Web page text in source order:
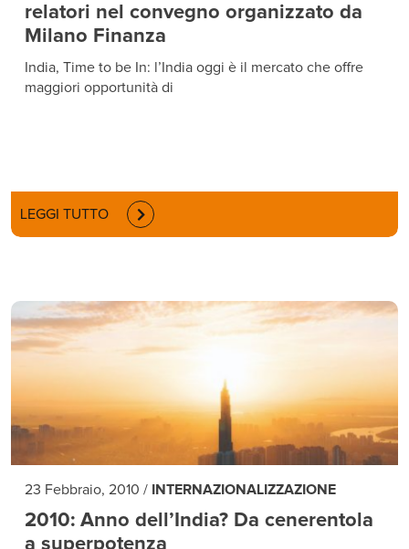
relatori nel convegno organizzato da
Milano Finanza
India, Time to be In: l’India oggi è il mercato che offre
maggiori opportunità di
LEGGI TUTTO
23 Febbraio, 2010 / INTERNAZIONALIZZAZIONE
2010: Anno dell’India? Da cenerentola
a superpotenza